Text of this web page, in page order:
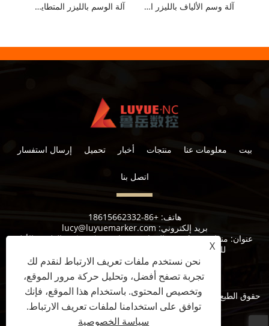
آلة الوسم بالليزر المتطايرة لخط الإنتاج آلة وسم الألياف بالليزر المغلقة
بيت معلومات عنا منتجات أخبار تحميل إرسال استفسار
اتصل بنا
هاتف:+86-18615662332
بريد إلكتروني: lucy@luyuemarker.com
عنوان:
منطقة Donghao الصناعية ، شارع Qingping ، الطريق الأول
للصناعة ، شارع شوانجشان ، منطقة تشانغقيو ، جينان
جميع الحقوق محفوظة.
X
نحن نستخدم ملفات تعريف الارتباط لنقدم لك
تجربة تصفح أفضل، وتحليل حركة مرور الموقع،
وتخصيص المحتوى. باستخدام هذا الموقع، فإنك
توافق على استخدامنا لملفات تعريف الارتباط.
سياسة الخصوصية